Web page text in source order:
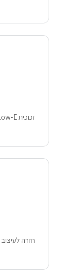
חזרה